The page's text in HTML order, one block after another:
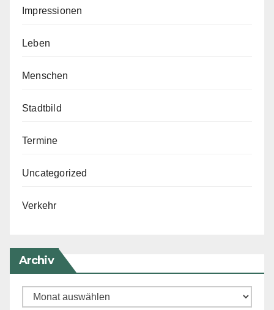
Impressionen
Leben
Menschen
Stadtbild
Termine
Uncategorized
Verkehr
Archiv
Archiv